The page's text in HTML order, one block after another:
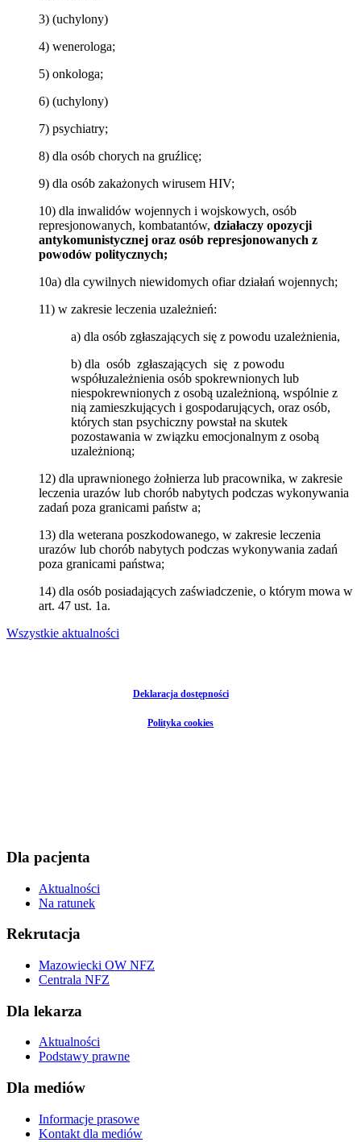
3) (uchylony)
4) wenerologa;
5) onkologa;
6) (uchylony)
7) psychiatry;
8) dla osób chorych na gruźlicę;
9) dla osób zakażonych wirusem HIV;
10) dla inwalidów wojennych i wojskowych, osób
represjonowanych, kombatantów, działaczy opozycji
antykomunistycznej oraz osób represjonowanych z
powodów politycznych;
10a) dla cywilnych niewidomych ofiar działań wojennych;
11) w zakresie leczenia uzależnień:
a) dla osób zgłaszających się z powodu uzależnienia,
b) dla osób zgłaszających się z powodu
współuzależnienia osób spokrewnionych lub
niespokrewnionych z osobą uzależnioną, wspólnie z
nią zamieszkujących i gospodarujących, oraz osób,
których stan psychiczny powstał na skutek
pozostawania w związku emocjonalnym z osobą
uzależnioną;
12) dla uprawnionego żołnierza lub pracownika, w zakresie
leczenia urazów lub chorób nabytych podczas wykonywania
zadań poza granicami państw a;
13) dla weterana poszkodowanego, w zakresie leczenia
urazów lub chorób nabytych podczas wykonywania zadań
poza granicami państwa;
14) dla osób posiadających zaświadczenie, o którym mowa w
art. 47 ust. 1a.
Wszystkie aktualności
Deklaracja dostępności
Polityka cookies
Dla pacjenta
Aktualności
Na ratunek
Rekrutacja
Mazowiecki OW NFZ
Centrala NFZ
Dla lekarza
Aktualności
Podstawy prawne
Dla mediów
Informacje prasowe
Kontakt dla mediów